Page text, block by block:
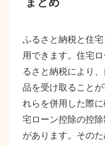
まとめ
ふるさと納税と住
用できます。住宅
るさと納税により
品を受け取ること
れらを併用した際
宅ローン控除の控
があります。その